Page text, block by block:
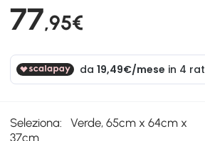
77,95€
Seleziona:
Verde, 65cm x 64cm x
37cm